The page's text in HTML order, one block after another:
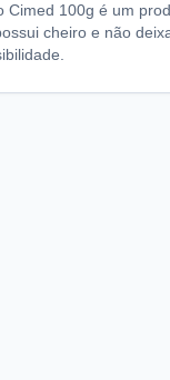
Cimed 100g é um
cheiro e não